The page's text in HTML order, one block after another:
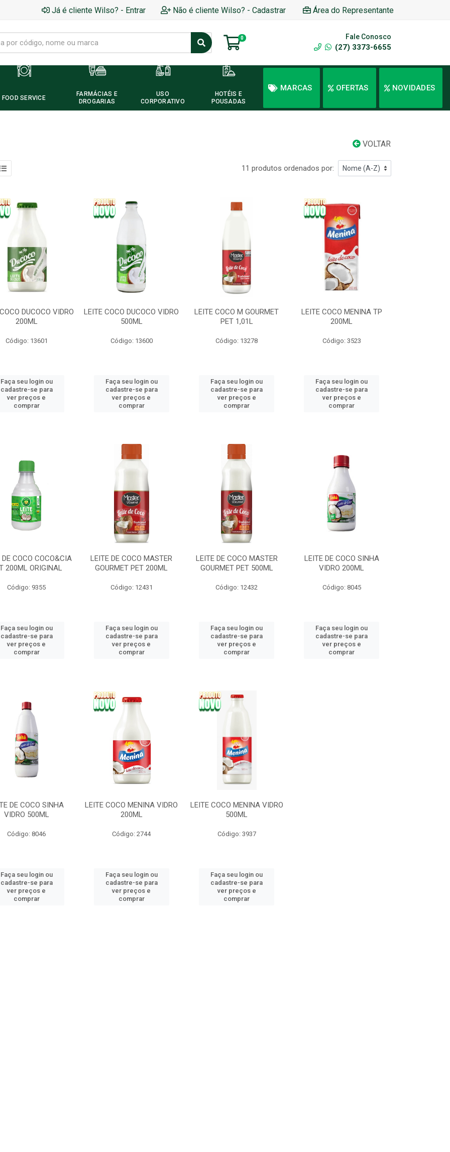
Já é cliente Wilso? - Entrar Não é cliente Wilso? - Cadastrar Área do Representante
0 Fale Conosco
(27) 3373-6655
FOOD SERVICE
FARMÁCIAS E
DROGARIAS
USO
CORPORATIVO
HOTÉIS E
POUSADAS
MARCAS OFERTAS NOVIDADES
VOLTAR
11 produtos ordenados por:
DUCOCO VIDRO
200ML
Código: 13601
Faça seu login ou
cadastre-se para
ver preços e
comprar
LEITE COCO DUCOCO VIDRO
500ML
Código: 13600
Faça seu login ou
cadastre-se para
ver preços e
comprar
LEITE COCO M GOURMET
PET 1,01L
Código: 13278
Faça seu login ou
cadastre-se para
ver preços e
comprar
LEITE COCO MENINA TP
200ML
Código: 3523
Faça seu login ou
cadastre-se para
ver preços e
comprar
DE COCO COCO&CIA
200ML ORIGINAL
Código: 9355
Faça seu login ou
cadastre-se para
ver preços e
comprar
LEITE DE COCO MASTER
GOURMET PET 200ML
Código: 12431
Faça seu login ou
cadastre-se para
ver preços e
comprar
LEITE DE COCO MASTER
GOURMET PET 500ML
Código: 12432
Faça seu login ou
cadastre-se para
ver preços e
comprar
LEITE DE COCO SINHA
VIDRO 200ML
Código: 8045
Faça seu login ou
cadastre-se para
ver preços e
comprar
DE COCO SINHA
VIDRO 500ML
Código: 8046
Faça seu login ou
cadastre-se para
ver preços e
comprar
LEITE COCO MENINA VIDRO
200ML
Código: 2744
Faça seu login ou
cadastre-se para
ver preços e
comprar
LEITE COCO MENINA VIDRO
500ML
Código: 3937
Faça seu login ou
cadastre-se para
ver preços e
comprar